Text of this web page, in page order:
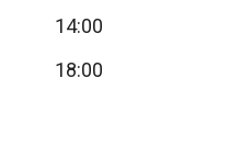
14:00
18:00